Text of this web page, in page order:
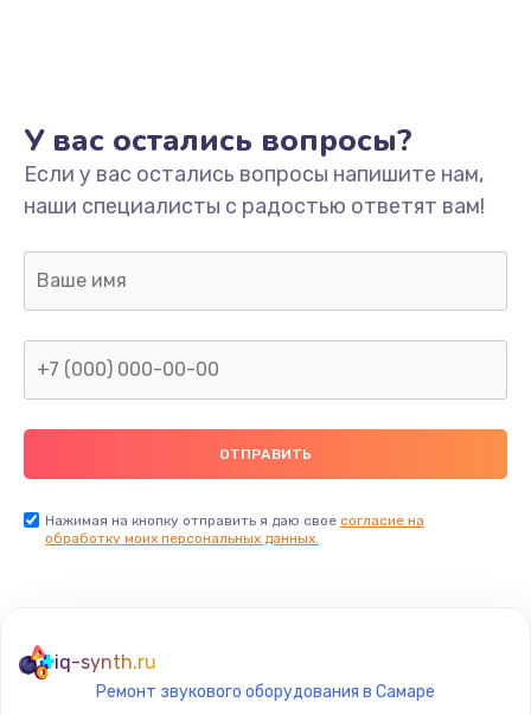
Не включается
1400 руб.
Заказать
Нет звука
800 руб.
Не видит флешку
400 руб.
Заказать
У вас остались вопросы?
Если у вас остались вопросы напишите нам,
наши специалисты с радостью ответят вам!
Нажимая на кнопку отправить я даю свое согласие на
обработку моих персональных данных.
iq-synth.ru
Ремонт звукового оборудования в Самаре